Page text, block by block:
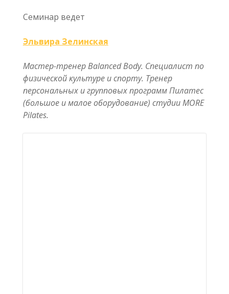
Семинар ведет
Эльвира Зелинская
Мастер-тренер Balanced Body. Специалист по
физической культуре и спорту. Тренер
персональных и групповых программ Пилатес
(большое и малое оборудование) студии MORE
Pilates.